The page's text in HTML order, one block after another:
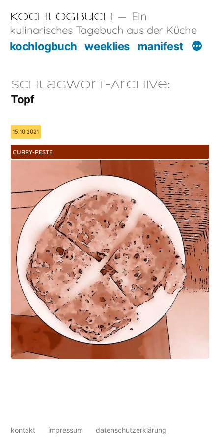
Inhalt
springen
Kochlogbuch
Ein
kulinarisches Tagebuch aus der Küche
kochlogbuch weeklies manifest
Schlagwort-Archive:
Topf
15.10.2021
CURRY-RESTE
kontakt impressum datenschutzerklärung